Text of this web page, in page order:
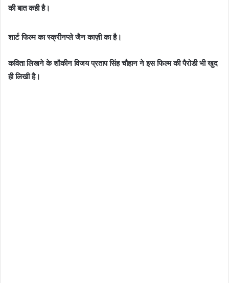
की बात कही है।
शार्ट फिल्म का स्क्रीनप्ले जैन काज़ी का है।
कविता लिखने के शौकीन विजय प्रताप सिंह चौहान ने इस फिल्म की पैरोडी भी खुद
ही लिखी है।